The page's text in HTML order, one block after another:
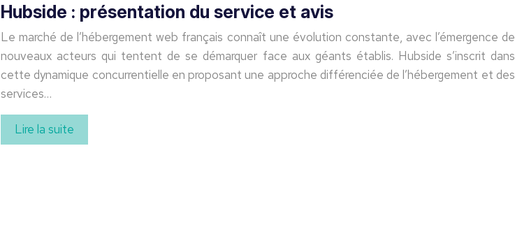
Hubside : présentation du service et avis
Le marché de l’hébergement web français connaît une évolution constante, avec l’émergence de
nouveaux acteurs qui tentent de se démarquer face aux géants établis. Hubside s’inscrit dans
cette dynamique concurrentielle en proposant une approche différenciée de l’hébergement et des
services…
Lire la suite